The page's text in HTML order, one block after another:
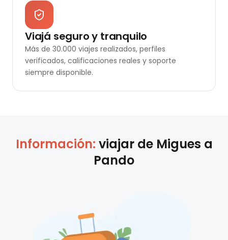
Viajá seguro y tranquilo
Más de 30.000 viajes realizados, perfiles
verificados, calificaciones reales y soporte
siempre disponible.
Información: viajar de Migues a
Pando